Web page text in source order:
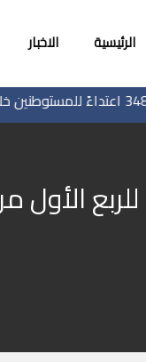
الرئيسية الاخبار
الأول من